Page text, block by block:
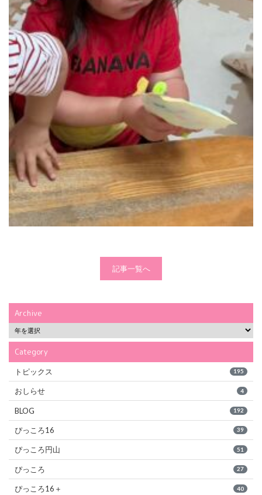
記事一覧へ
Archive
Category
トピックス 195
おしらせ 4
BLOG 192
ぴっころ16 39
ぴっころ円山 51
ぴっころ 27
ぴっころ16＋ 40